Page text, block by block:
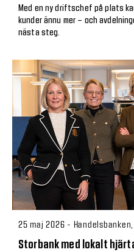
Med en ny driftschef på plats
kunder ännu mer – och
nästa steg.
25 maj 2026 - Handelsbanken,
Storbank med lokalt